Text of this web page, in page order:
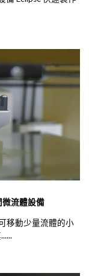
流體設備
移動少量流體的小